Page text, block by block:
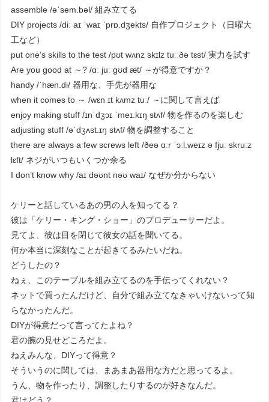
assemble /əˈsem.bəl/ 組み立てる
DIY projects /diː aɪ ˈwaɪ ˈprɒ.dʒekts/ 自作プロジェクト（日曜大
工など）
put one’s skills to the test /pʊt wʌnz skɪlz tuː ðə tɛst/ 実力を試す
Are you good at ～? /ɑː juː ɡʊd æt/ ～が得意ですか？
handy /ˈhæn.di/ 器用な、手先が器用な
when it comes to ～ /wɛn ɪt kʌmz tuː/ ～に関して言えば
enjoy making stuff /ɪnˈdʒɔɪ ˈmeɪ.kɪŋ stʌf/ 物を作るのを楽しむ
adjusting stuff /əˈdʒʌst.ɪŋ stʌf/ 物を調整すること
there are always a few screws left /ðeə ɑːr ˈɔːl.weɪz ə fjuː skruːz
lɛft/ ネジがいつもいくつか余る
I don’t know why /aɪ dəʊnt nəʊ waɪ/ なぜか分からない
ケリーと話しているあの男の人を知ってる？
彼は「ケリー・キング・ショー」のプロデューサーだよ。
見てよ、彼は目を閉じて彼女の話を聞いてる。
何か本当に深刻なことが起きてるみたいだね。
どうしたの？
ねぇ、このテーブルを組み立てるのを手伝ってくれない？
ネットで買ったんだけど、自分で組み立てなきゃいけないって知
らなかったんだ。
DIYが得意だって言ってたよね？
君の腕の見せどころだよ。
ねえみんな、DIYって得意？
そういうのに関しては、まあまあ器用な方だと思ってるよ。
うん、物を作ったり、調整したりするのが好きなんだ。